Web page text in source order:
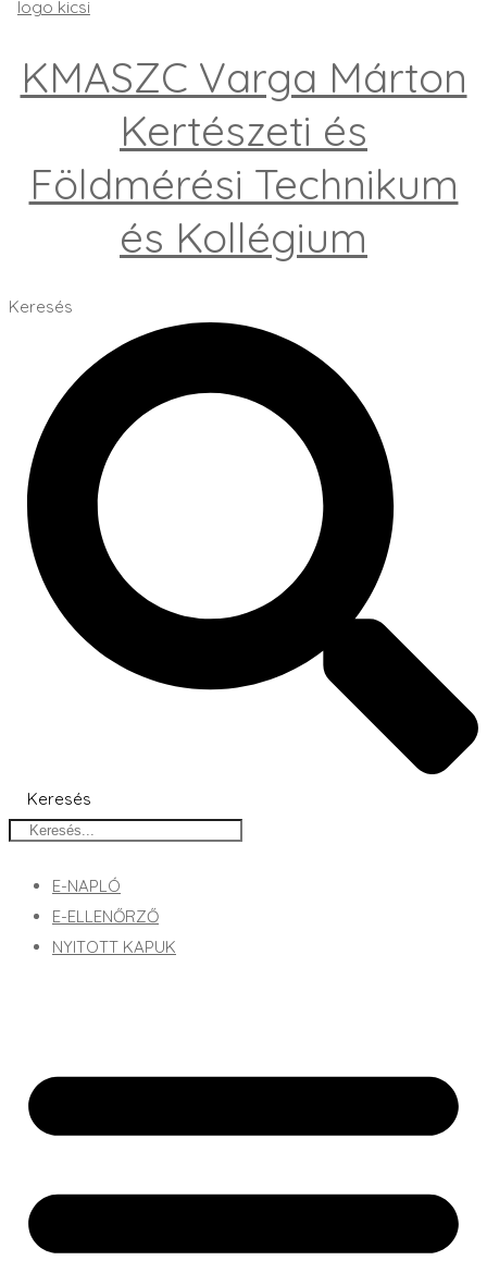
KMASZC Varga Márton
Kertészeti és
Földmérési Technikum
és Kollégium
Keresés
Keresés
E-NAPLÓ
E-ELLENŐRZŐ
NYITOTT KAPUK